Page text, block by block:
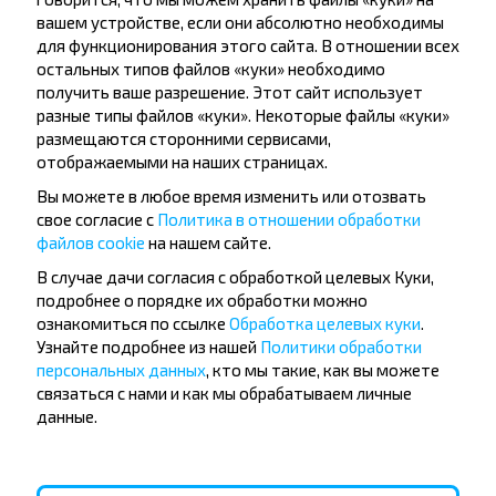
Подпишись на получение новостей и
путешествуй с нами дешевле!
Подписаться
Вопрос - Ответ
Как купить билет на автобус?
вашем устройстве, если они абсолютно необходимы
для функционирования этого сайта. В отношении всех
остальных типов файлов «куки» необходимо
получить ваше разрешение. Этот сайт использует
разные типы файлов «куки». Некоторые файлы «куки»
размещаются сторонними сервисами,
отображаемыми на наших страницах.
Вы можете в любое время изменить или отозвать
свое согласие с Политика в отношении обработки
файлов cookie на нашем сайте.
В случае дачи согласия с обработкой целевых Куки,
подробнее о порядке их обработки можно
ознакомиться по ссылке Обработка целевых куки.
Узнайте подробнее из нашей Политики обработки
персональных данных, кто мы такие, как вы можете
связаться с нами и как мы обрабатываем личные
данные.